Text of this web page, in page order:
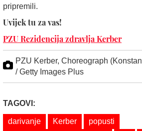
pripremili.
Uvijek tu za vas!
PZU Rezidencija zdravlja Kerber
PZU Kerber, Choreograph
/ Getty Images Plus
TAGOVI:
darivanje Kerber
popusti